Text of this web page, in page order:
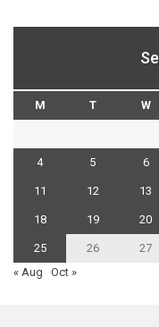
M T W
4 5 6
11 12 13
18 19 20
25 26 27
« Aug
Oct »